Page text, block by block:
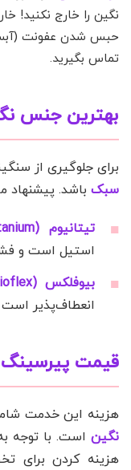
نگین را خارج نکنید!
حبس شدن عفونت
تماس بگیرید.
بهترین جنس
برای جلوگیری از
سبک باشد. پیشنهاد
تیتانیوم (Titanium):
استیل است و
بیوفلکس (Bioflex):
انعطاف‌پذیر
قیمت پیرسینگ
هزینه این خدمت
نگین است. با توجه
هزینه کردن برای